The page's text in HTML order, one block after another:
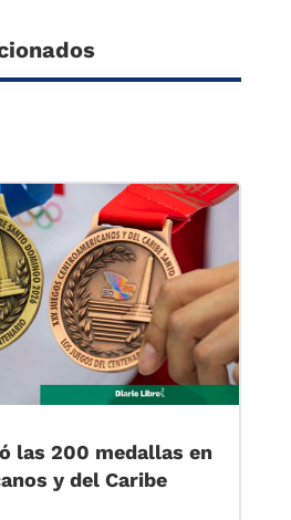
las 200 medallas en
y del Caribe